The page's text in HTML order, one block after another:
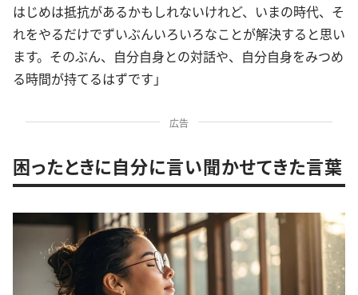
はじめは抵抗があるかもしれないけれど、いまの時代、そ
れをやるだけでずいぶんいろいろなことが解決すると思い
ます。そのぶん、自分自身との対話や、自分自身をみつめ
る時間が持てるはずです」
広告
困ったときに自分に言い聞かせてきた言葉